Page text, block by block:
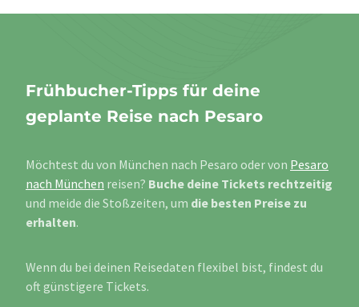
Frühbucher-Tipps für deine
geplante Reise nach Pesaro
Möchtest du von München nach Pesaro oder von Pesaro
nach München reisen? Buche deine Tickets rechtzeitig
und meide die Stoßzeiten, um die besten Preise zu
erhalten.
Wenn du bei deinen Reisedaten flexibel bist, findest du
oft günstigere Tickets.